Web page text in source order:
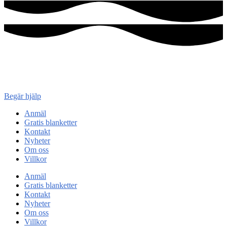
Begär hjälp
Anmäl
Gratis blanketter
Kontakt
Nyheter
Om oss
Villkor
Anmäl
Gratis blanketter
Kontakt
Nyheter
Om oss
Villkor